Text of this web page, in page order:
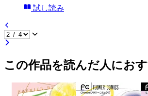
試し読み
この作品を読んだ人にお